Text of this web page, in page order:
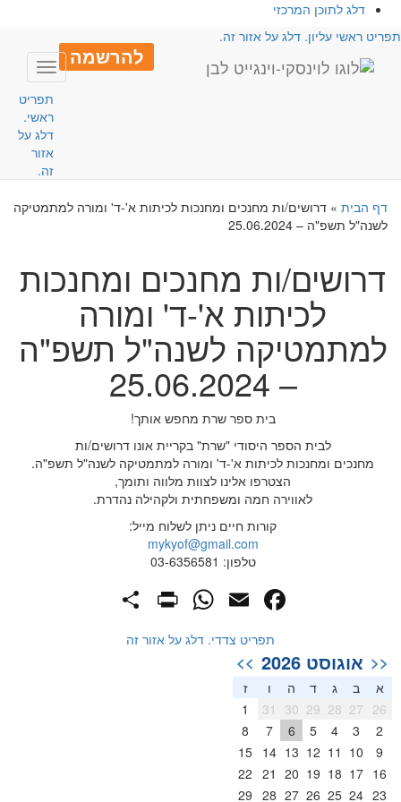
דלג לתוכן המרכזי
ראשי עליון. דלג על אזור זה.
להרשמה
Toggle
תפריט
ראשי.
דלג על
אזור
זה.
דף הבית» דרושים/ות מחנכים ומחנכות לכיתות א'-ד' ומורה למתמטיקה
לשנה"ל תשפ"ה – 25.06.2024
דרושים/ות מחנכים ומחנכות
לכיתות א'-ד' ומורה
למתמטיקה לשנה"ל תשפ"ה
– 25.06.2024
בית ספר שרת מחפש אותך!
לבית הספר היסודי "שרת" בקריית אונו דרושים/ות
מחנכים ומחנכות לכיתות א'-ד' ומורה למתמטיקה לשנה"ל תשפ"ה.
הצטרפו אלינו לצוות מלווה ותומך,
לאווירה חמה ומשפחתית ולקהילה נהדרת.
קורות חיים ניתן לשלוח מייל:
mykyof@gmail.com
טלפון: 03-6356581
Facebook
Email
WhatsApp
תפריט צדדי. דלג על אזור זה
<< אוגוסט 2026 >>
א ב ג ד ה
ז
26
27
28
29
30
31
2
3
4
5
6
7
8
9
10
11
12
13
14
15
16
17
18
19
20
21
22
23
24
25
26
27
28
29